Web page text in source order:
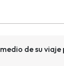
de su viaje